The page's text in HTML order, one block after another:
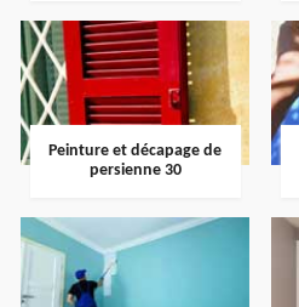
Peinture et décapage de
persienne 30